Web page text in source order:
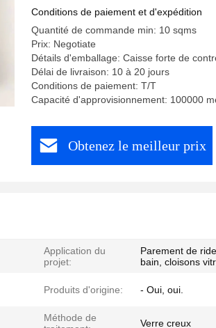
Conditions de paiement et d'expédition
Quantité de commande min: 10 sqms
Prix: Negotiate
Détails d'emballage: Caisse forte de
Délai de livraison: 10 à 20 jours
Conditions de paiement: T/T
Capacité d'approvisionnement: 100000
Obtenez le meilleur prix
Application du
projet:
Parement de
bain, cloisons
Produits d'origine: - Oui, oui.
Méthode de
Verre creux